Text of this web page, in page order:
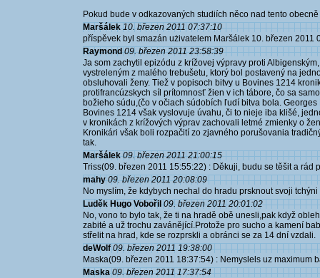
Pokud bude v odkazovaných studiích něco nad tento
Maršálek 10. březen 2011 07:37:10
příspěvek byl smazán użivatelem Maršálek 10. březen 2011
Raymond 09. březen 2011 23:58:39
Ja som zachytil epizódu z krížovej výpravy proti
vystreleným z malého trebušetu, ktorý bol postavený na
obsluhovali ženy. Tiež v popisoch bitvy u Bovines 1214
protifrancúzskych síl prítomnosť žien v ich tábore, čo sa
božieho súdu,(čo v očiach súdobích ľudí bitva bola.
Bovines 1214 však vyslovuje úvahu, či to nieje iba klišé,
v kronikách z krížových výprav zachovali letmé zmienky o
Kronikári však boli rozpačití zo zjavného porušovania
tak.
Maršálek 09. březen 2011 21:00:15
Triss(09. březen 2011 15:55:22) : Děkuji, budu se těšit a rád
mahy 09. březen 2011 20:08:09
No myslím, že kdybych nechal do hradu prsknout svoji
Luděk Hugo Vobořil 09. březen 2011 20:01:02
No, vono to bylo tak, že ti na hradě obě unesli,pak když
zabité a už trochu zavánějící.Protože pro sucho a kamení
střelit na hrad, kde se rozprskli a obránci se za 14 dní vzdali.
deWolf 09. březen 2011 19:38:00
Maska(09. březen 2011 18:37:54) : Nemyslels uz maximum
Maska 09. březen 2011 17:37:54